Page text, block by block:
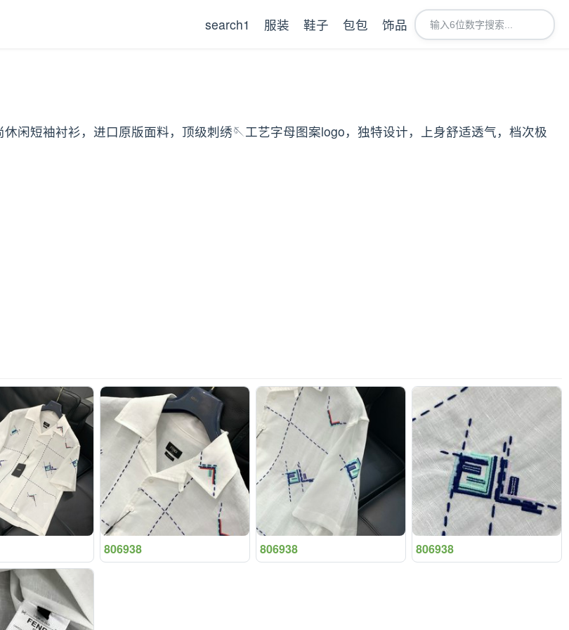
search1 服装 鞋子 包包 饰品
闲短袖衬衫，进口原版面料，顶级刺绣🪡工艺字母图案logo，独特设计，上身舒适透气，档次极
806938 806938 806938